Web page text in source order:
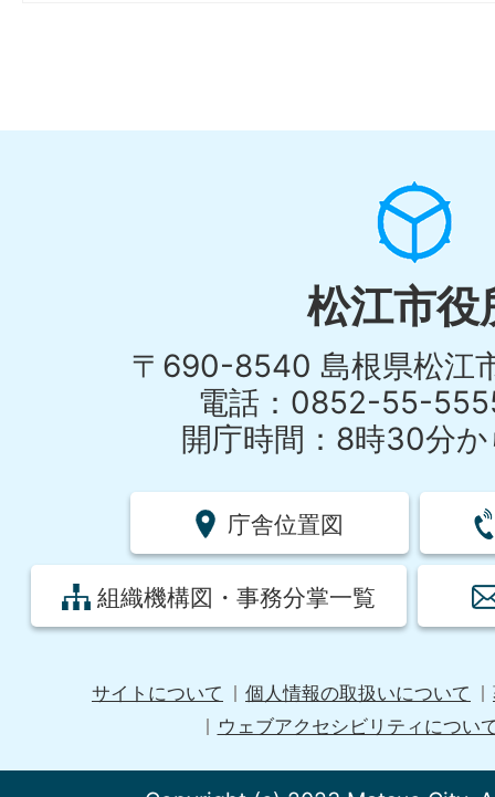
松江市役
〒690-8540 島根県松江
電話：0852-55-
開庁時間：8時30分
庁舎位置図
組織機構図・事務分掌一覧
サイトについて 個人情報の取扱いについて
ウェブアクセシビリティについ